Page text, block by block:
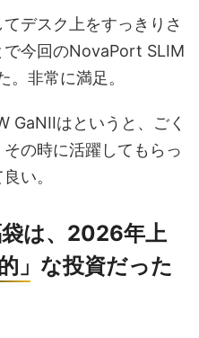
デスク上をすっきりさ
で今回のNovaPort SLIM
非常に満足。
GaNIIはというと、ごく
の時に活躍してもらっ
い。
は、2026年上
」な投資だった